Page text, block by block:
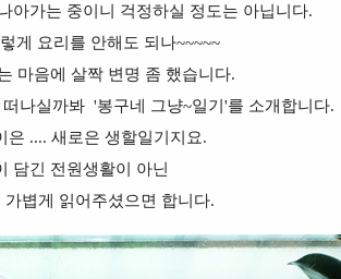
아가는 중이니 걱정하실 정도는 아닙니다.
게 요리를 안해도 되나~~~~~
마음에 살짝 변명 좀 했습니다.
나실까봐 '봉구네 그냥~일기'를 소개합니다.
은 .... 새로은 생할일기지요.
담긴 전원생활이 아닌
볍게 읽어주셨으면 합니다.